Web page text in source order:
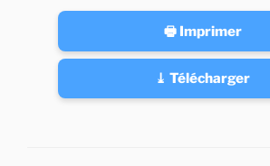
🖶 Imprimer
⤓ Télécharger